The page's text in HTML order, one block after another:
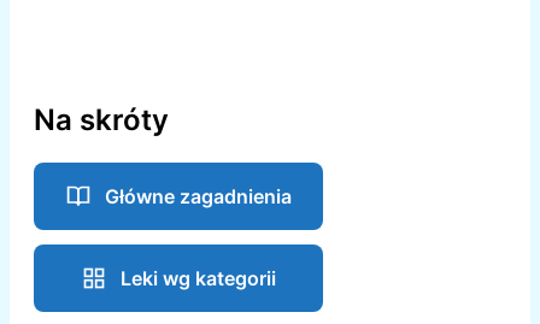
Na skróty
Główne zagadnienia
Leki wg kategorii